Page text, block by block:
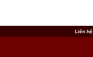
Liên hệ